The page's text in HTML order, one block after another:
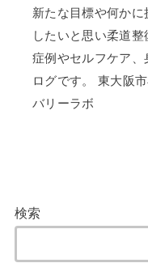
新たな目標や何かに
したいと思い柔道
症例やセルフケア
ログです。 東大阪
バリーラボ
検索